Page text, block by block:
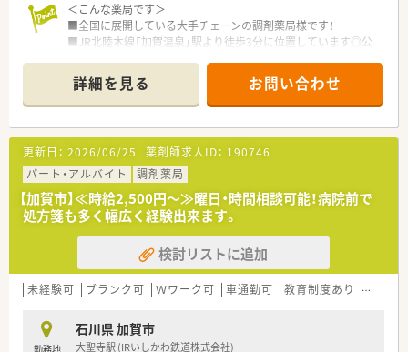
＜こんな薬局です＞
■全国に展開している大手チェーンの調剤薬局様です！
■JR北陸本線「加賀温泉」駅より徒歩3分に位置しています◎公
■総合科目の処方箋をメインに応需しています！幅広い処方箋に
対応できます◎ＯＴＣ販売も行っているため、ＯＴＣに携わりた
い方にもオススメです！
＜仕事とプライベートを両立可能◎＞
ワークライフバランスを大切にしている企業様です！
有給休暇取得促進施策を導入しており、連続休暇制度やアニバー
サリー休暇・特別休暇などを設けておりますので、オン・オフのメ
リハリを持ってご就業できる環境です！
＜大手ならではの福利厚生も充実！＞
■従業員買物割引制度がございます。日用品もお得に購入でき
る嬉しい制度です♪
■処方せん調剤負担金補助制度もございます！
理解がある企業様です
詳細を見る お問い合わせ
更新日： 2026/06/25 薬剤師求人ID： 190746
パート・アルバイト
調剤薬局
【加賀市】≪時給2,500円～≫曜日・時間相談可能！病院前で
処方箋も多く幅広く経験出来ます。
検討リストに追加
未経験可 ブランク可 Ｗワーク可 車通勤可 教育制度あり 大手チ
勤務地
石川県 加賀市
大聖寺駅 (IRいしかわ鉄道株式会社)